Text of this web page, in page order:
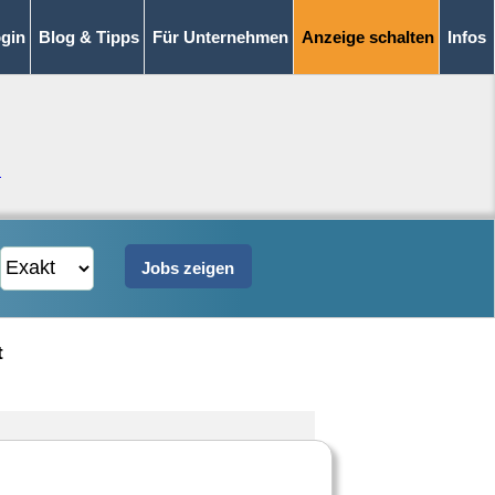
Blog & Tipps Für Unternehmen Anzeige schalten Infos